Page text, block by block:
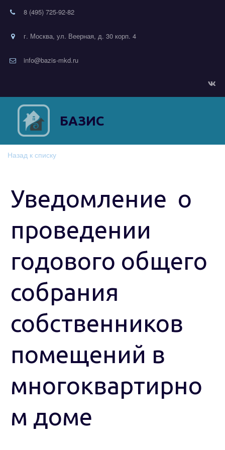
8 (495) 725-92-82
г. Москва, ул. Веерная, д. 30 корп. 4
info@bazis-mkd.ru
БАЗИС
Назад к списку
Уведомление о
проведении
годового общего
собрания
собственников
помещений в
многоквартирно
м доме